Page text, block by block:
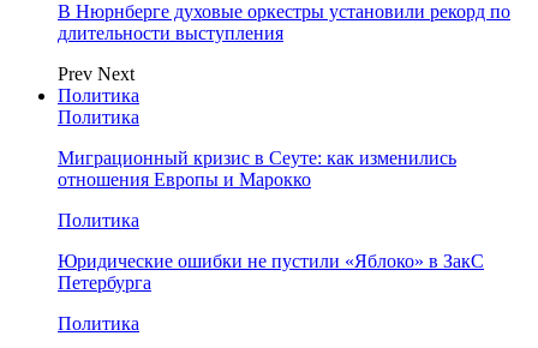
В Нюрнберге духовые оркестры установили рекорд по
длительности выступления
Prev Next
Политика
Политика
Миграционный кризис в Сеуте: как изменились
отношения Европы и Марокко
Политика
Юридические ошибки не пустили «Яблоко» в ЗакС
Петербурга
Политика